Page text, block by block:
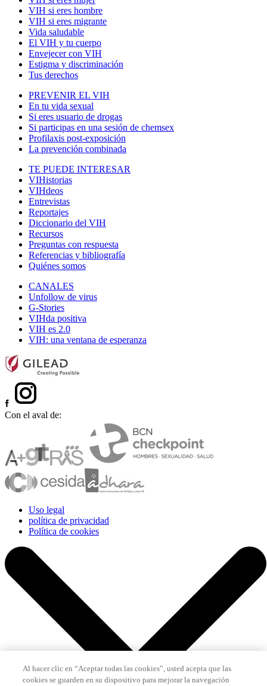
VIH si eres hombre
VIH si eres migrante
Vida saludable
El VIH y tu cuerpo
Envejecer con VIH
Estigma y discriminación
Tus derechos
PREVENIR EL VIH
En tu vida sexual
Si eres usuario de drogas
Si participas en una sesión de chemsex
Profilaxis post-exposición
La prevención combinada
TE PUEDE INTERESAR
VIHistorias
VIHdeos
Entrevistas
Reportajes
Diccionario del VIH
Recursos
Preguntas con respuesta
Referencias y bibliografía
Quiénes somos
CANALES
Unfollow de virus
G-Stories
VIHda positiva
VIH es 2.0
VIH: una ventana de esperanza
Con el aval de:
Uso legal
política de privacidad
Política de cookies
Al hacer clic en “Aceptar todas las cookies”, usted acepta que las
cookies se guarden en su dispositivo para mejorar la navegación